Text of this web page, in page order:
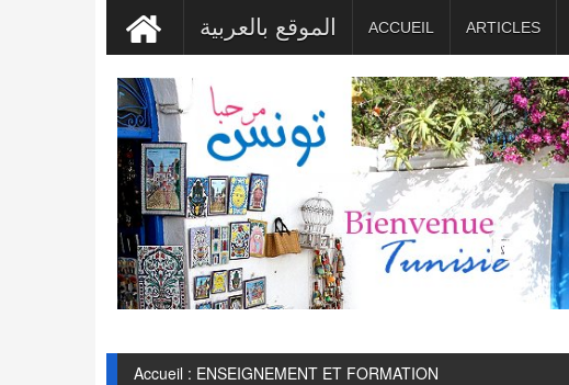
الموقع بالعربية ACCUEIL ARTICLES
Accueil : ENSEIGNEMENT ET FORMATION